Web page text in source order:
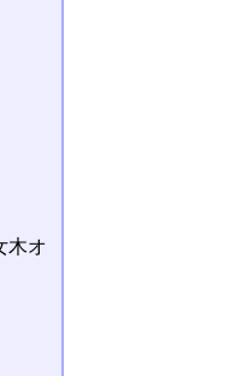
木オ